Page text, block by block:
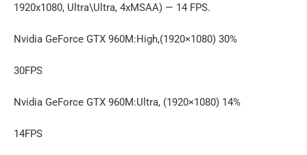
1920х1080, Ultra\Ultra, 4xMSAA) — 14 FPS.
Nvidia GeForce GTX 960M:High,(1920×1080) 30%
30FPS
Nvidia GeForce GTX 960M:Ultra, (1920×1080) 14%
14FPS